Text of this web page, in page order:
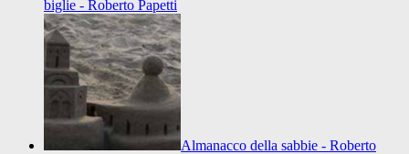
biglie - Roberto Papetti
Almanacco della sabbie - Roberto